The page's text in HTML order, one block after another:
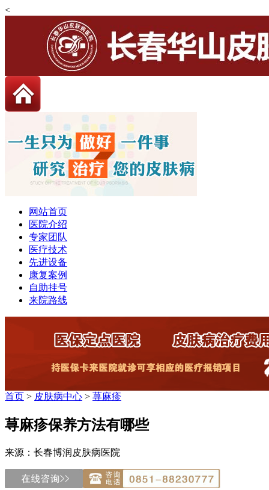
<
网站首页
医院介绍
专家团队
医疗技术
先进设备
康复案例
自助挂号
来院路线
首页 > 皮肤病中心 > 荨麻疹
荨麻疹保养方法有哪些
来源：长春博润皮肤病医院